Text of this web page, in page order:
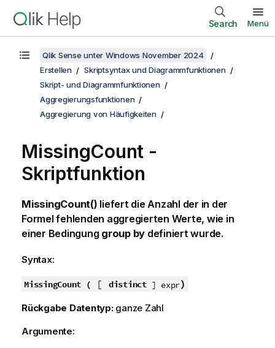
Search Menü
Qlik Sense unter Windows November 2024
Erstellen
Skriptsyntax und Diagrammfunktionen
Skript- und Diagrammfunktionen
Aggregierungsfunktionen
Aggregierung von Häufigkeiten
MissingCount -
Skriptfunktion
MissingCount() liefert die Anzahl der in der
Formel fehlenden aggregierten Werte, wie in
einer Bedingung group by definiert wurde.
Syntax:
MissingCount ( [ distinct] expr)
Rückgabe Datentyp: ganze Zahl
Argumente: